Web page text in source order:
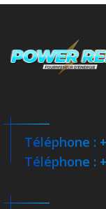
Téléphone :
Téléphone :